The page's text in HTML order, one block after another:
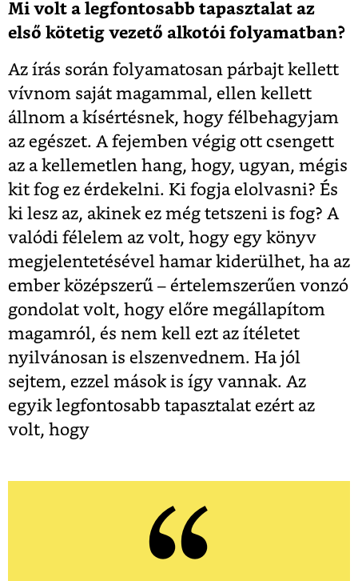
Mi volt a legfontosabb tapasztalat az
első kötetig vezető alkotói folyamatban?
Az írás során folyamatosan párbajt kellett
vívnom saját magammal, ellen kellett
állnom a kísértésnek, hogy félbehagyjam
az egészet. A fejemben végig ott csengett
az a kellemetlen hang, hogy, ugyan, mégis
kit fog ez érdekelni. Ki fogja elolvasni? És
ki lesz az, akinek ez még tetszeni is fog? A
valódi félelem az volt, hogy egy könyv
megjelentetésével hamar kiderülhet, ha az
ember középszerű – értelemszerűen vonzó
gondolat volt, hogy előre megállapítom
magamról, és nem kell ezt az ítéletet
nyilvánosan is elszenvednem. Ha jól
sejtem, ezzel mások is így vannak. Az
egyik legfontosabb tapasztalat ezért az
volt, hogy